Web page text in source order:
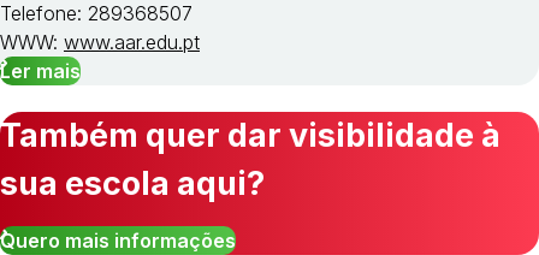
Telefone: 289368507
WWW: www.aar.edu.pt
Ler mais
Também quer dar visibilidade à
sua escola aqui?
Quero mais informações